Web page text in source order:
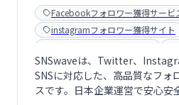
Facebookフォロワー獲得サービ
instagramフォロワー獲得サイト
LINEマーケティングツール
SNSフォロワー購入サービス
Twitterフォロワー獲得ツール
Youtube登録者購入サイト
SNSwaveは、Twitter、
SNSに対応した、高品質なフォ
スです。日本企業運営で安心安